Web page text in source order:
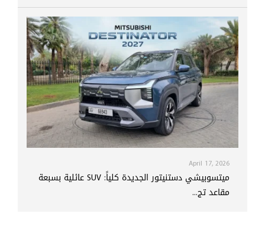
April 17, 2026
ميتسوبيشي دستنيتور الجديدة كلياً: SUV عائلية بسبعة
مقاعد تج...